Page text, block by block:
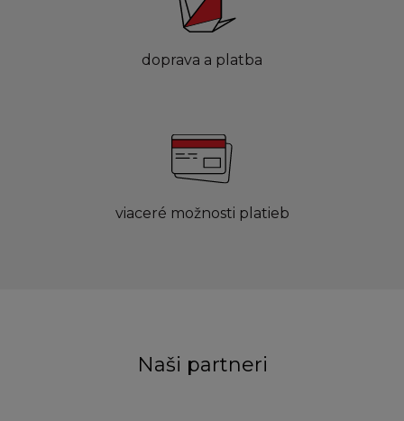
doprava a platba
viaceré možnosti platieb
Naši partneri